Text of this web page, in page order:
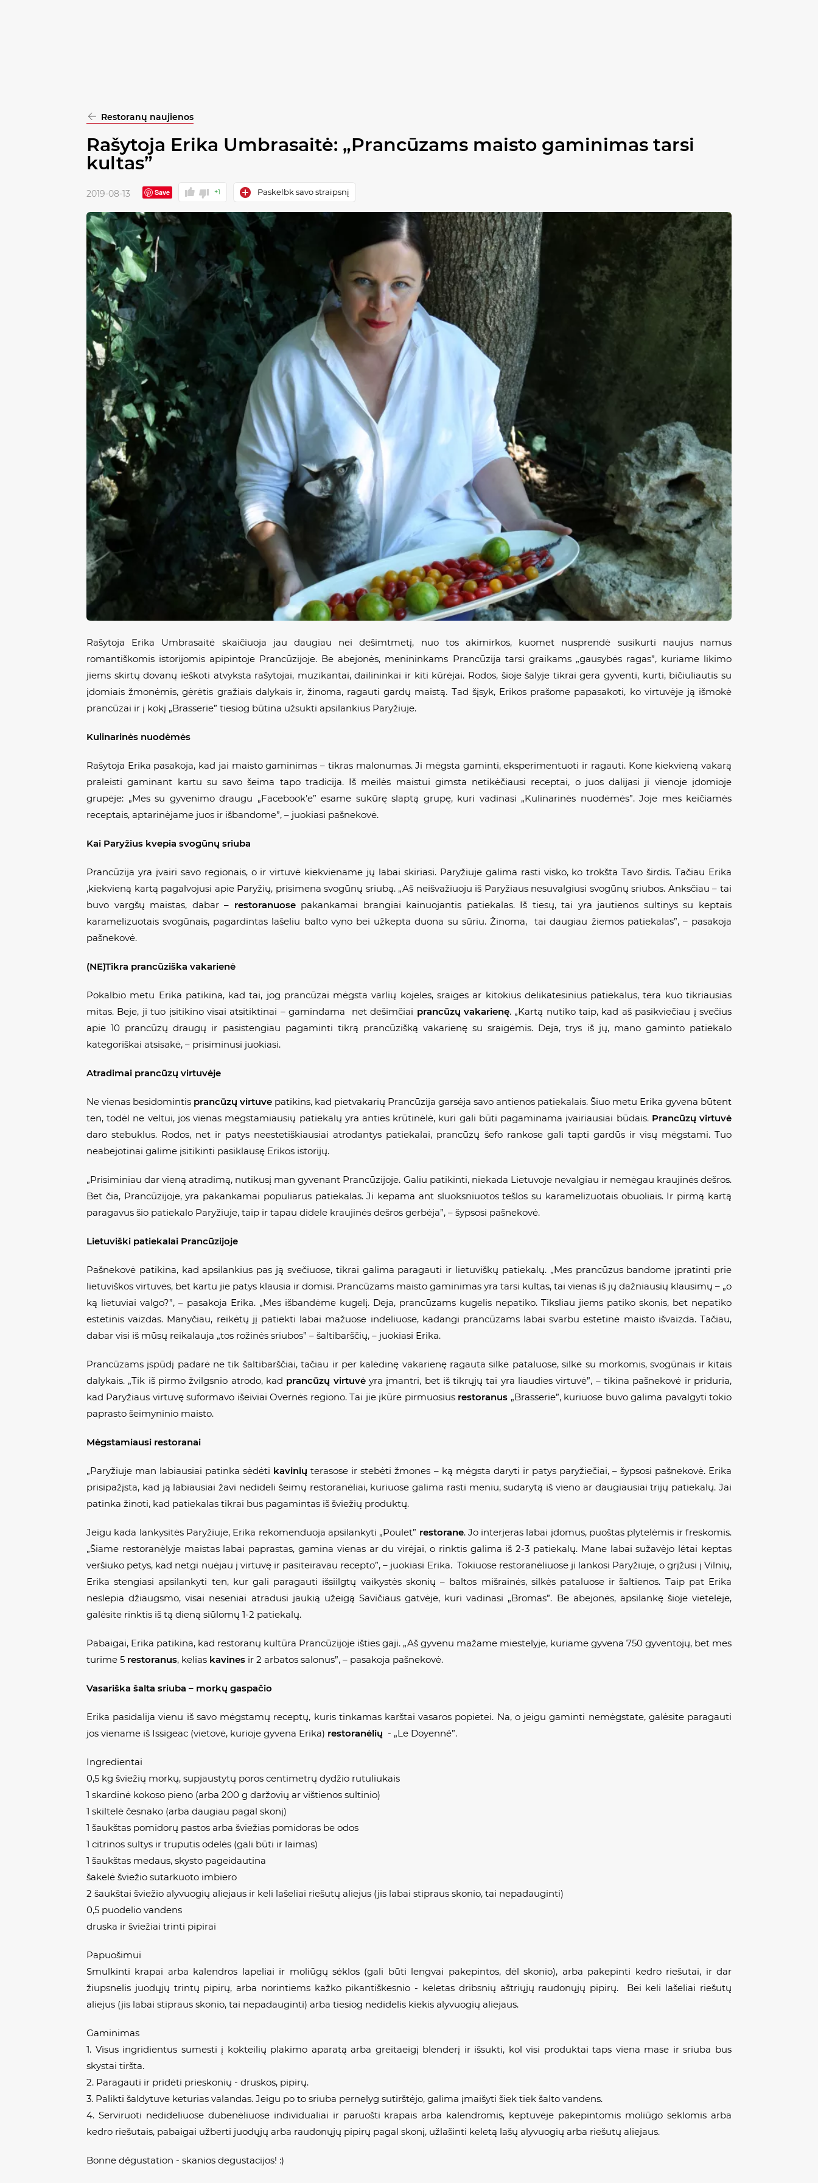
Restoranų naujienos
Rašytoja Erika Umbrasaitė: „Prancūzams maisto gaminimas tarsi
kultas”
2019-08-13 Save +1 Paskelbk savo straipsnį
Rašytoja Erika Umbrasaitė skaičiuoja jau daugiau nei dešimtmetį, nuo tos akimirkos, kuomet nusprendė susikurti naujus namus
romantiškomis istorijomis apipintoje Prancūzijoje. Be abejonės, menininkams Prancūzija tarsi graikams „gausybės ragas”, kuriame likimo
jiems skirtų dovanų ieškoti atvyksta rašytojai, muzikantai, dailininkai ir kiti kūrėjai. Rodos, šioje šalyje tikrai gera gyventi, kurti, bičiuliautis su
įdomiais žmonėmis, gėrėtis gražiais dalykais ir, žinoma, ragauti gardų maistą. Tad šįsyk, Erikos prašome papasakoti, ko virtuvėje ją išmokė
prancūzai ir į kokį „Brasserie” tiesiog būtina užsukti apsilankius Paryžiuje.
Kulinarinės nuodėmės
Rašytoja Erika pasakoja, kad jai maisto gaminimas – tikras malonumas. Ji mėgsta gaminti, eksperimentuoti ir ragauti. Kone kiekvieną vakarą
praleisti gaminant kartu su savo šeima tapo tradicija. Iš meilės maistui gimsta netikėčiausi receptai, o juos dalijasi ji vienoje įdomioje
grupėje: „Mes su gyvenimo draugu „Facebook’e” esame sukūrę slaptą grupę, kuri vadinasi „Kulinarinės nuodėmės”. Joje mes keičiamės
receptais, aptarinėjame juos ir išbandome”, – juokiasi pašnekovė.
Kai Paryžius kvepia svogūnų sriuba
Prancūzija yra įvairi savo regionais, o ir virtuvė kiekviename jų labai skiriasi. Paryžiuje galima rasti visko, ko trokšta Tavo širdis. Tačiau Erika
,kiekvieną kartą pagalvojusi apie Paryžių, prisimena svogūnų sriubą. „Aš neišvažiuoju iš Paryžiaus nesuvalgiusi svogūnų sriubos. Anksčiau – tai
buvo vargšų maistas, dabar – restoranuosepakankamai brangiai kainuojantis patiekalas. Iš tiesų, tai yra jautienos sultinys su keptais
karamelizuotais svogūnais, pagardintas lašeliu balto vyno bei užkepta duona su sūriu. Žinoma, tai daugiau žiemos patiekalas”, – pasakoja
pašnekovė.
(NE)Tikra prancūziška vakarienė
Pokalbio metu Erika patikina, kad tai, jog prancūzai mėgsta varlių kojeles, sraiges ar kitokius delikatesinius patiekalus, tėra kuo tikriausias
mitas. Beje, ji tuo įsitikino visai atsitiktinai – gamindama net dešimčiai prancūzų vakarienę. „Kartą nutiko taip, kad aš pasikviečiau į svečius
apie 10 prancūzų draugų ir pasistengiau pagaminti tikrą prancūzišką vakarienę su sraigėmis. Deja, trys iš jų, mano gaminto patiekalo
kategoriškai atsisakė, – prisiminusi juokiasi.
Atradimai prancūzų virtuvėje
Ne vienas besidomintis prancūzų virtuve patikins, kad pietvakarių Prancūzija garsėja savo antienos patiekalais. Šiuo metu Erika gyvena būtent
ten, todėl ne veltui, jos vienas mėgstamiausių patiekalų yra anties krūtinėlė, kuri gali būti pagaminama įvairiausiai būdais. Prancūzų virtuvė
daro stebuklus. Rodos, net ir patys neestetiškiausiai atrodantys patiekalai, prancūzų šefo rankose gali tapti gardūs ir visų mėgstami. Tuo
neabejotinai galime įsitikinti pasiklausę Erikos istorijų.
„Prisiminiau dar vieną atradimą, nutikusį man gyvenant Prancūzijoje. Galiu patikinti, niekada Lietuvoje nevalgiau ir nemėgau kraujinės dešros.
Bet čia, Prancūzijoje, yra pakankamai populiarus patiekalas. Ji kepama ant sluoksniuotos tešlos su karamelizuotais obuoliais. Ir pirmą kartą
paragavus šio patiekalo Paryžiuje, taip ir tapau didele kraujinės dešros gerbėja”, – šypsosi pašnekovė.
Lietuviški patiekalai Prancūzijoje
Pašnekovė patikina, kad apsilankius pas ją svečiuose, tikrai galima paragauti ir lietuviškų patiekalų. „Mes prancūzus bandome įpratinti prie
lietuviškos virtuvės, bet kartu jie patys klausia ir domisi. Prancūzams maisto gaminimas yra tarsi kultas, tai vienas iš jų dažniausių klausimų – „o
ką lietuviai valgo?”, – pasakoja Erika. „Mes išbandėme kugelį. Deja, prancūzams kugelis nepatiko. Tiksliau jiems patiko skonis, bet nepatiko
estetinis vaizdas. Manyčiau, reikėtų jį patiekti labai mažuose indeliuose, kadangi prancūzams labai svarbu estetinė maisto išvaizda. Tačiau,
dabar visi iš mūsų reikalauja „tos rožinės sriubos” – šaltibarščių, – juokiasi Erika.
Prancūzams įspūdį padarė ne tik šaltibarščiai, tačiau ir per kalėdinę vakarienę ragauta silkė pataluose, silkė su morkomis, svogūnais ir kitais
dalykais. „Tik iš pirmo žvilgsnio atrodo, kad prancūzų virtuvėyra įmantri, bet iš tikrųjų tai yra liaudies virtuvė”, – tikina pašnekovė ir priduria,
kad Paryžiaus virtuvę suformavo išeiviai Overnės regiono. Tai jie įkūrė pirmuosius restoranus „Brasserie”, kuriuose buvo galima pavalgyti tokio
paprasto šeimyninio maisto.
Mėgstamiausi restoranai
„Paryžiuje man labiausiai patinka sėdėti kavinių terasose ir stebėti žmones – ką mėgsta daryti ir patys paryžiečiai, – šypsosi pašnekovė. Erika
prisipažįsta, kad ją labiausiai žavi nedideli šeimų restoranėliai, kuriuose galima rasti meniu, sudarytą iš vieno ar daugiausiai trijų patiekalų. Jai
patinka žinoti, kad patiekalas tikrai bus pagamintas iš šviežių produktų.
Jeigu kada lankysitės Paryžiuje, Erika rekomenduoja apsilankyti „Poulet” restorane. Jo interjeras labai įdomus, puoštas plytelėmis ir freskomis.
„Šiame restoranėlyje maistas labai paprastas, gamina vienas ar du virėjai, o rinktis galima iš 2-3 patiekalų. Mane labai sužavėjo lėtai keptas
veršiuko petys, kad netgi nuėjau į virtuvę ir pasiteiravau recepto”, – juokiasi Erika. Tokiuose restoranėliuose ji lankosi Paryžiuje, o grįžusi į Vilnių,
Erika stengiasi apsilankyti ten, kur gali paragauti išsiilgtų vaikystės skonių – baltos mišrainės, silkės pataluose ir šaltienos. Taip pat Erika
neslepia džiaugsmo, visai neseniai atradusi jaukią užeigą Savičiaus gatvėje, kuri vadinasi „Bromas”. Be abejonės, apsilankę šioje vietelėje,
galėsite rinktis iš tą dieną siūlomų 1-2 patiekalų.
Pabaigai, Erika patikina, kad restoranų kultūra Prancūzijoje išties gaji. „Aš gyvenu mažame miestelyje, kuriame gyvena 750 gyventojų, bet mes
turime 5 restoranus, kelias kavines ir 2 arbatos salonus”, – pasakoja pašnekovė.
Vasariška šalta sriuba – morkų gaspačio
Erika pasidalija vienu iš savo mėgstamų receptų, kuris tinkamas karštai vasaros popietei. Na, o jeigu gaminti nemėgstate, galėsite paragauti
jos viename iš Issigeac (vietovė, kurioje gyvena Erika) restoranėlių - „Le Doyenné”.
Ingredientai
0,5 kg šviežių morkų, supjaustytų poros centimetrų dydžio rutuliukais
1 skardinė kokoso pieno (arba 200 g daržovių ar vištienos sultinio)
1 skiltelė česnako (arba daugiau pagal skonį)
1 šaukštas pomidorų pastos arba šviežias pomidoras be odos
1 citrinos sultys ir truputis odelės (gali būti ir laimas)
1 šaukštas medaus, skysto pageidautina
šakelė šviežio sutarkuoto imbiero
2 šaukštai šviežio alyvuogių aliejaus ir keli lašeliai riešutų aliejus (jis labai stipraus skonio, tai nepadauginti)
0,5 puodelio vandens
druska ir šviežiai trinti pipirai
Papuošimui
Smulkinti krapai arba kalendros lapeliai ir moliūgų sėklos (gali būti lengvai pakepintos, dėl skonio), arba pakepinti kedro riešutai, ir dar
žiupsnelis juodųjų trintų pipirų, arba norintiems kažko pikantiškesnio - keletas dribsnių aštriųjų raudonųjų pipirų. Bei keli lašeliai riešutų
aliejus (jis labai stipraus skonio, tai nepadauginti) arba tiesiog nedidelis kiekis alyvuogių aliejaus.
Gaminimas
1. Visus ingridientus sumesti į kokteilių plakimo aparatą arba greitaeigį blenderį ir išsukti, kol visi produktai taps viena mase ir sriuba bus
skystai tiršta.
2. Paragauti ir pridėti prieskonių - druskos, pipirų.
3. Palikti šaldytuve keturias valandas. Jeigu po to sriuba pernelyg sutirštėjo, galima įmaišyti šiek tiek šalto vandens.
4. Serviruoti nedideliuose dubenėliuose individualiai ir paruošti krapais arba kalendromis, keptuvėje pakepintomis moliūgo sėklomis arba
kedro riešutais, pabaigai užberti juodųjų arba raudonųjų pipirų pagal skonį, užlašinti keletą lašų alyvuogių arba riešutų aliejaus.
Bonne dégustation - skanios degustacijos! :)